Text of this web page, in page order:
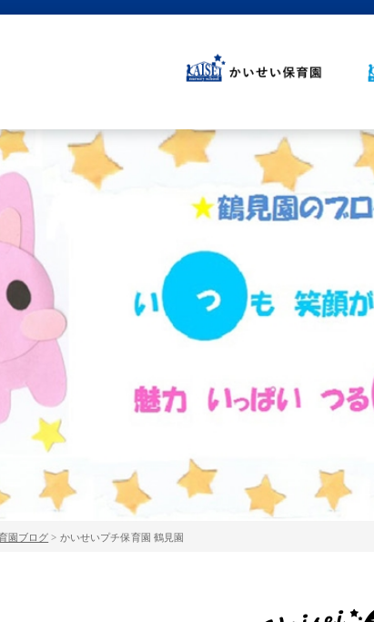
園ブログ> かいせいプチ保育園 鶴見園